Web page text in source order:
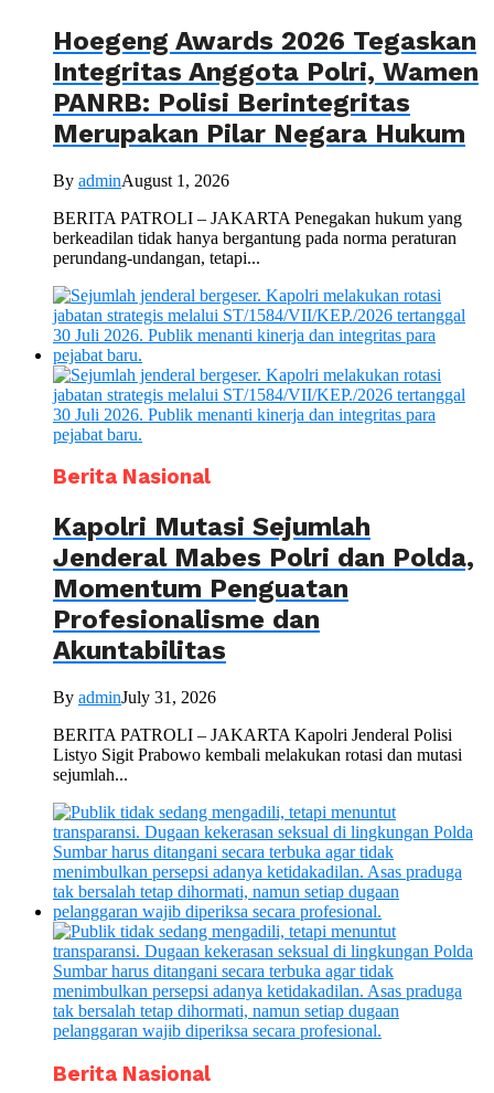
Hoegeng Awards 2026 Tegaskan
Integritas Anggota Polri, Wamen
PANRB: Polisi Berintegritas
Merupakan Pilar Negara Hukum
By adminAugust 1, 2026
BERITA PATROLI – JAKARTA Penegakan hukum yang
berkeadilan tidak hanya bergantung pada norma peraturan
perundang-undangan, tetapi...
Berita Nasional
Kapolri Mutasi Sejumlah
Jenderal Mabes Polri dan Polda,
Momentum Penguatan
Profesionalisme dan
Akuntabilitas
By adminJuly 31, 2026
BERITA PATROLI – JAKARTA Kapolri Jenderal Polisi
Listyo Sigit Prabowo kembali melakukan rotasi dan mutasi
sejumlah...
Berita Nasional